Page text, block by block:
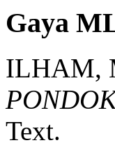
Gaya
ILHAM,
Text.